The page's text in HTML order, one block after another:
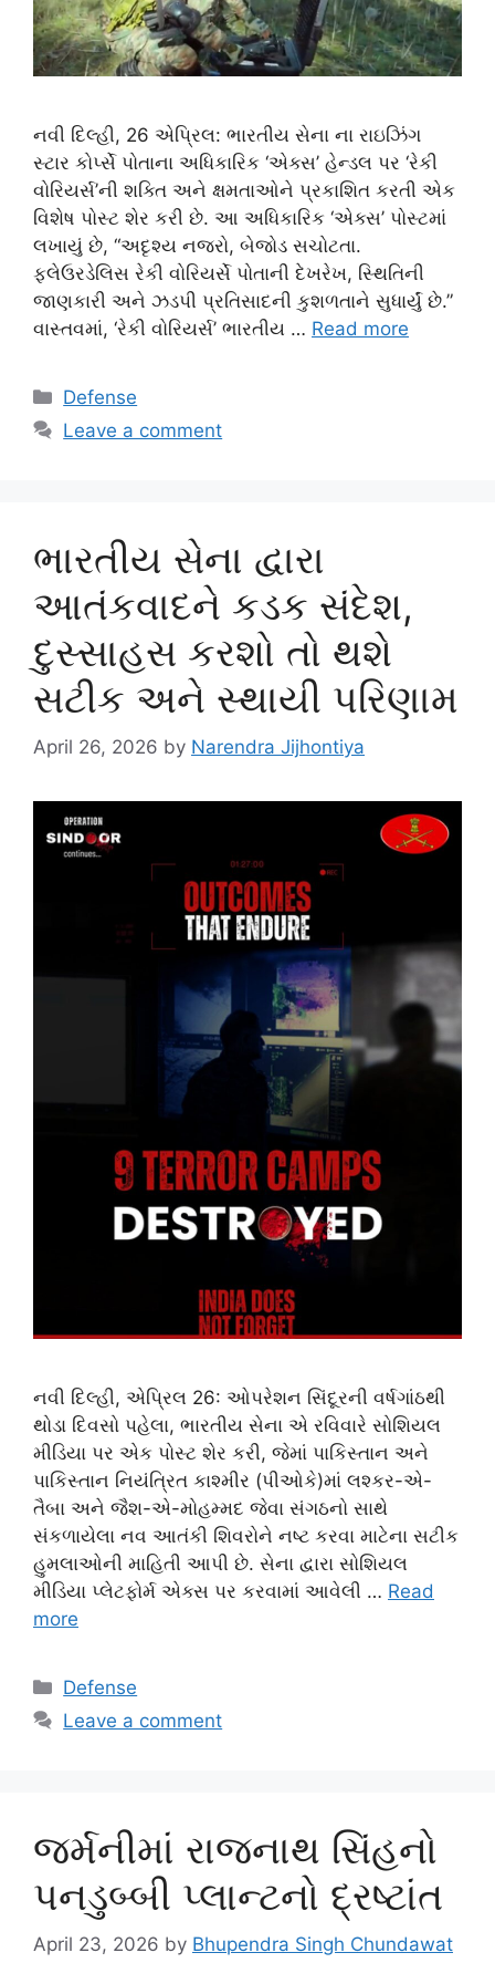
નવી દિલ્હી, 26 એપ્રિલ: ભારતીય સેના ના રાઇઝિંગ
સ્ટાર કોર્પ્સે પોતાના અધિકારિક ‘એક્સ’ હેન્ડલ પર ‘રેકી
વોરિયર્સ’ની શક્તિ અને ક્ષમતાઓને પ્રકાશિત કરતી એક
વિશેષ પોસ્ટ શેર કરી છે. આ અધિકારિક ‘એક્સ’ પોસ્ટમાં
લખાયું છે, “અદૃશ્ય નજરો, બેજોડ સચોટતા.
ફ્લેઉરડેલિસ રેકી વોરિયર્સે પોતાની દેખરેખ, સ્થિતિની
જાણકારી અને ઝડપી પ્રતિસાદની કુશળતાને સુધાર્યું છે.”
વાસ્તવમાં, ‘રેકી વોરિયર્સ’ ભારતીય … Read more
Categories
Defense
Leave a comment
ભારતીય સેના દ્વારા
આતંકવાદને કડક સંદેશ,
દુસ્સાહસ કરશો તો થશે
સટીક અને સ્થાયી પરિણામ
April 26, 2026 by Narendra Jijhontiya
નવી દિલ્હી, એપ્રિલ 26: ઓપરેશન સિંદૂરની વર્ષગાંઠથી
થોડા દિવસો પહેલા, ભારતીય સેના એ રવિવારે સોશિયલ
મીડિયા પર એક પોસ્ટ શેર કરી, જેમાં પાકિસ્તાન અને
પાકિસ્તાન નિયંત્રિત કાશ્મીર (પીઓકે)માં લશ્કર-એ-
તૈબા અને જૈશ-એ-મોહમ્મદ જેવા સંગઠનો સાથે
સંકળાયેલા નવ આતંકી શિવરોને નષ્ટ કરવા માટેના સટીક
હુમલાઓની માહિતી આપી છે. સેના દ્વારા સોશિયલ
મીડિયા પ્લેટફોર્મ એક્સ પર કરવામાં આવેલી … Read
more
Categories
Defense
Leave a comment
જર્મનીમાં રાજનાથ સિંહનો
પનડુબ્બી પ્લાન્ટનો દ્રષ્ટાંત
April 23, 2026 by Bhupendra Singh Chundawat